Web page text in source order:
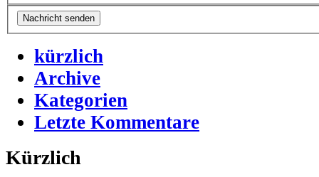
kürzlich
Archive
Kategorien
Letzte Kommentare
Kürzlich